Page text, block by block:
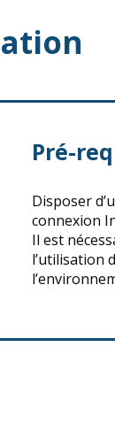
Pré-
Disposer
connexion
Il est
l’utilisation